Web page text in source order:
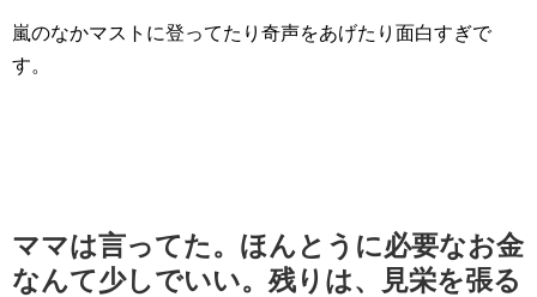
嵐のなかマストに登ってたり奇声をあげたり面白すぎで
す。
ママは言ってた。ほんとうに必要なお金
なんて少しでいい。残りは、見栄を張る